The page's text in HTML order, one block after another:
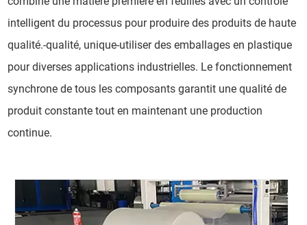
intelligent du processus pour produire des produits de haute
qualité.-qualité, unique-utiliser des emballages en plastique
pour diverses applications industrielles. Le fonctionnement
synchrone de tous les composants garantit une qualité de
produit constante tout en maintenant une production
continue.